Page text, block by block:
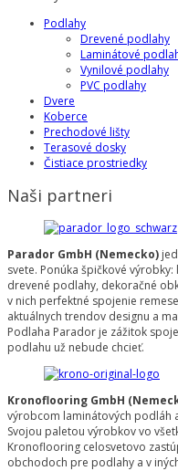
Podlahy
Drevené podlahy
Laminátové
Vynilové podlahy
PVC podlahy
Dvere
Koberce
Prechodové lišty
Terasové dosky
Čistiace prostriedky
Naši partneri
Parador GmbH (Nemecko)
svete. Ponúka špičkové
drevené podlahy, dekoračné
v nich perfektné spojenie
aktuálnych trendov designu a
Podlaha Parador je zážitok
podlahu už nebude chcieť.
Kronoflooring GmbH
výrobcom laminátových podláh
Svojou paletou výrobkov vo
Kronoflooring celosvetovo
obchodoch pre podlahy a v